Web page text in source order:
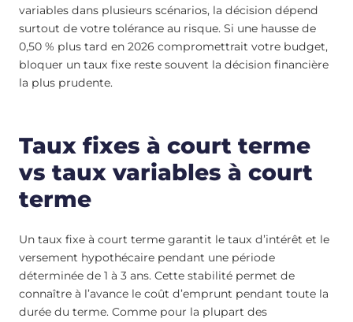
variables dans plusieurs scénarios, la décision dépend
surtout de votre tolérance au risque. Si une hausse de
0,50 % plus tard en 2026 compromettrait votre budget,
bloquer un taux fixe reste souvent la décision financière
la plus prudente.
Taux fixes à court terme
vs taux variables à court
terme
Un taux fixe à court terme garantit le taux d’intérêt et le
versement hypothécaire pendant une période
déterminée de 1 à 3 ans. Cette stabilité permet de
connaître à l’avance le coût d’emprunt pendant toute la
durée du terme. Comme pour la plupart des